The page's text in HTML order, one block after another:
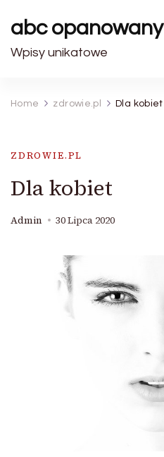
abc opanowany
Wpisy unikatowe
Home zdrowie.pl Dla kobiet
ZDROWIE.PL
Dla kobiet
Admin 30 Lipca 2020